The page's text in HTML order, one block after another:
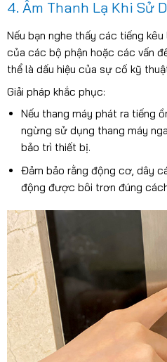
4. Âm Thanh Lạ Khi Sử
Nếu bạn nghe thấy các tiếng
của các bộ phận hoặc các vấn
thể là dấu hiệu của sự cố kỹ
Giải pháp khắc phục:
Nếu thang máy phát ra tiếng
ngừng sử dụng thang máy
bảo trì thiết bị.
Đảm bảo rằng động cơ, dây
động được bôi trơn đúng